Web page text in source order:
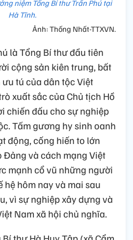
niệm Tổng Bí thư Trần Phú tại
Hà Tĩnh.
Ảnh: Thống Nhất-TTXVN.
là Tổng Bí thư đầu tiên
cộng sản kiên trung, bất
tú của dân tộc Việt
xuất sắc của Chủ tịch Hồ
chiến đấu cho sự nghiệp
Tấm gương hy sinh oanh
động, cống hiến to lớn
Đảng và cách mạng Việt
mạnh cổ vũ những người
hệ hôm nay và mai sau
vì sự nghiệp xây dựng và
Nam xã hội chủ nghĩa.